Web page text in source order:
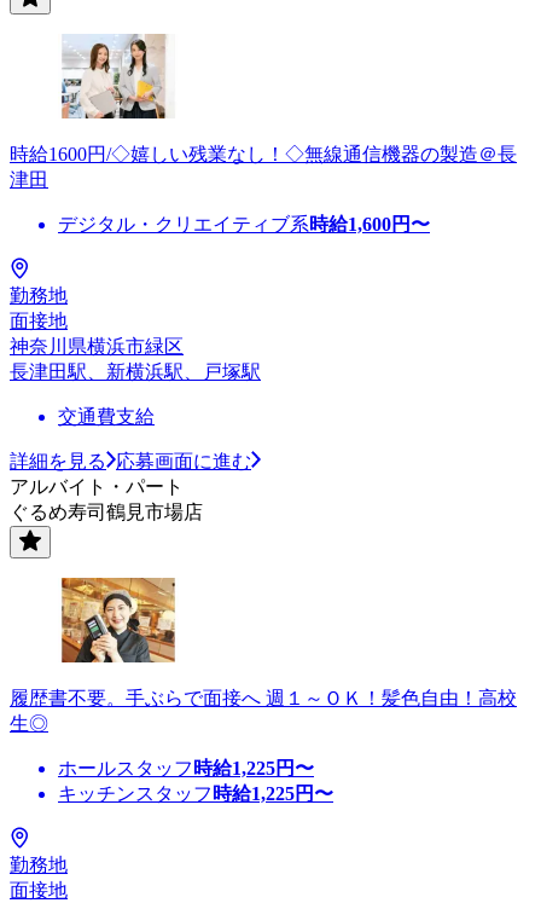
時給1600円/◇嬉しい残業なし！◇無線通信機器の製造＠長
津田
デジタル・クリエイティブ系時給1,600円〜
勤務地
面接地
神奈川県横浜市緑区
長津田駅、新横浜駅、戸塚駅
交通費支給
詳細を見る
応募画面に進む
アルバイト・パート
ぐるめ寿司鶴見市場店
履歴書不要。手ぶらで面接へ 週１～ＯＫ！髪色自由！高校
生◎
ホールスタッフ 時給1,225円〜
キッチンスタッフ 時給1,225円〜
勤務地
面接地